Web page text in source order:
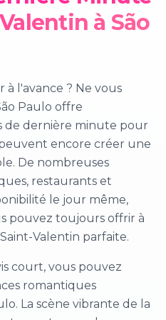
à São
à l'avance ? Ne vous
Paulo offre
de dernière minute pour
encore créer une
De nombreuses
restaurants et
le jour même,
pouvez toujours offrir à
Valentin parfaite.
court, vous pouvez
romantiques
La scène vibrante de la